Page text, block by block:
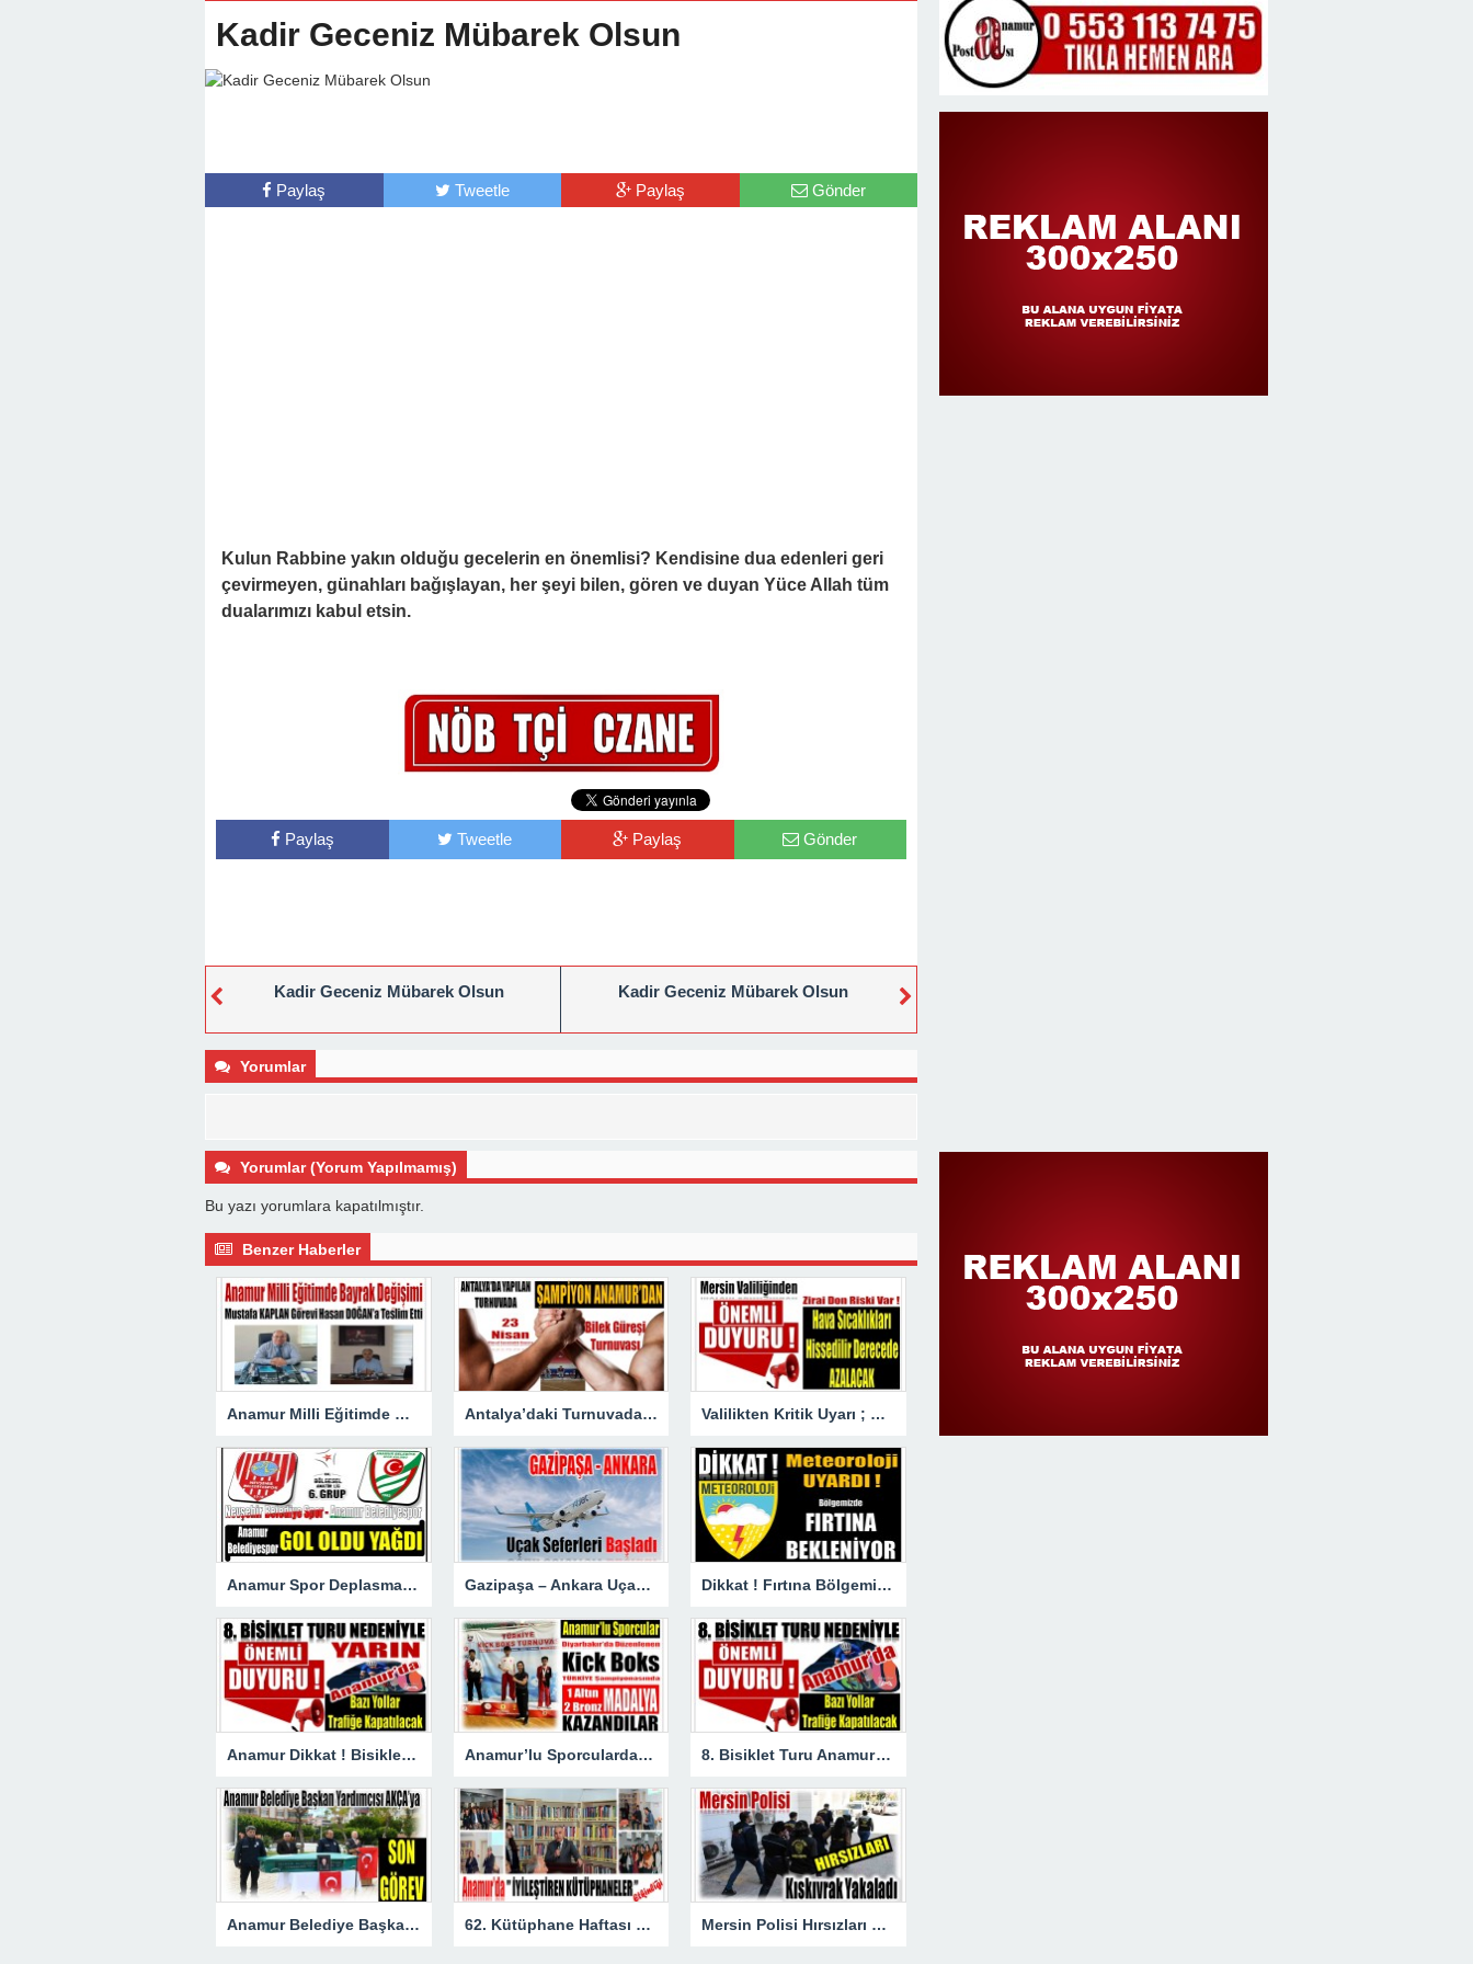
Kadir Geceniz Mübarek Olsun
Paylaş Tweetle Paylaş Gönder
Kulun Rabbine yakın olduğu gecelerin en önemlisi? Kendisine dua edenleri geri
çevirmeyen, günahları bağışlayan, her şeyi bilen, gören ve duyan Yüce Allah tüm
dualarımızı kabul etsin.
Paylaş Tweetle Paylaş Gönder
Kadir Geceniz Mübarek Olsun Kadir Geceniz Mübarek Olsun
Yorumlar
Yorumlar (Yorum Yapılmamış)
Bu yazı yorumlara kapatılmıştır.
Benzer Haberler
Anamur Milli Eğitimde Görev Değişimi : Hasan DOĞAN Atandı Antalya’daki Turnuvada Şampiyon Anamur’dan Valilikten Kritik Uyarı ; Hava Sıcaklığı Hissedilir Derecede Azalacak!
Anamur Spor Deplasmanda Gol Oldu Yağdı! Gazipaşa – Ankara Uçak Seferleri Başladı Dikkat ! Fırtına Bölgemizde Etkili Olacak
Anamur Dikkat ! Bisiklet Yarışı Nedeniyle Bazı Yollar Kapanacak Anamur’lu Sporculardan Büyük Başarı ; 1 Altın 2 Bronz Madalya Kazandılar 8. Bisiklet Turu Anamur’dan Başlıyor. Bazı Yollar Trafiğe Kapatılacak
Anamur Belediye Başkan Yardımcısı AKÇA’ya Son Görev 62. Kütüphane Haftası kapsamında ” İYİLEŞTİREN KÜTÜPHANELER ” etkinliği düzenlendi. Mersin Polisi Hırsızları Kıskıvrak Yakaladı